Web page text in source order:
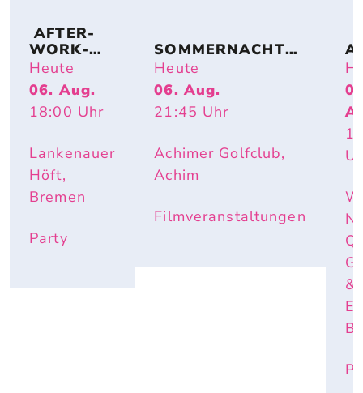
AFTER-
WORK-
BEACHPA
RTY
Heute
06. Aug.
18:00 Uhr
Lankenauer
Höft,
Bremen
Party
SOMMERNACHTS
TRAUM – OPEN-
AIR-KINO AM SEE
(FAMILY SPECIAL):
LILO & STITCH
Heute
06. Aug.
21:45 Uhr
Achimer Golfclub,
Achim
Filmveranstaltungen
Q
&